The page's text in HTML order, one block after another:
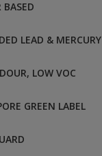
BASED
LEAD & MERCURY
LOW VOC
GREEN LABEL